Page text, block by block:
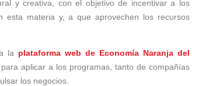
y creativa, con el objetivo de incentivar a los
esta materia y, a que aprovechen los recursos
la plataforma web de Economía Naranja del
aplicar a los programas, tanto de compañías
los negocios.